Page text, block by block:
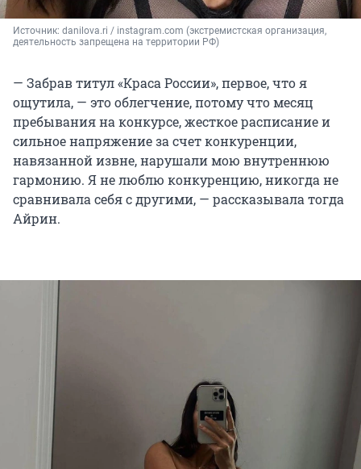
Источник: danilova.ri / instagram.com (экстремистская организация,
деятельность запрещена на территории РФ)
— Забрав титул «Краса России», первое, что я
ощутила, — это облегчение, потому что месяц
пребывания на конкурсе, жесткое расписание и
сильное напряжение за счет конкуренции,
навязанной извне, нарушали мою внутреннюю
гармонию. Я не люблю конкуренцию, никогда не
сравнивала себя с другими, — рассказывала тогда
Айрин.